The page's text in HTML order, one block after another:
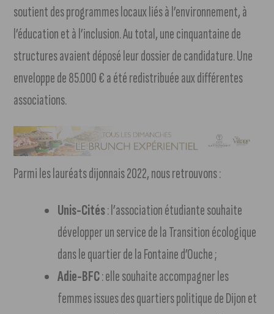
soutient des programmes locaux liés à l’environnement, à
l’éducation et à l’inclusion. Au total, une cinquantaine de
structures avaient déposé leur dossier de candidature. Une
enveloppe de 85.000 € a été redistribuée aux différentes
associations.
Parmi les lauréats dijonnais 2022, nous retrouvons :
Unis-Cités: l’association étudiante souhaite
développer un service de la Transition écologique
dans le quartier de la Fontaine d’Ouche ;
Adie-BFC: elle souhaite accompagner les
femmes issues des quartiers politique de Dijon et